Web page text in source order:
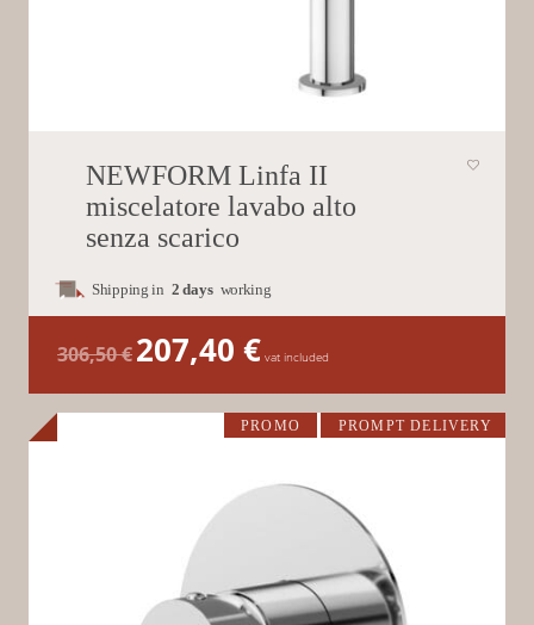
NEWFORM Linfa II
miscelatore lavabo alto
senza scarico
Shipping in 2 days working
306,50€ Il
prezzo
originale
306,50 €.
207,40 €Il
prezzo
207,40 €.
vat included
PROMO PROMPT DELIVERY